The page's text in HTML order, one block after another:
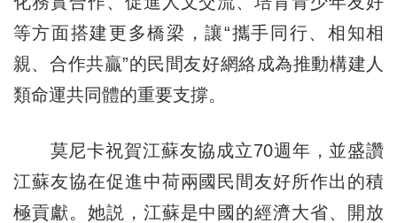
等方面搭建更多橋梁，讓“攜手同行、相知相
親、合作共贏”的民間友好網絡成為推動構建人
類命運共同體的重要支撐。
莫尼卡祝賀江蘇友協成立70週年，並盛讚
江蘇友協在促進中荷兩國民間友好所作出的積
極貢獻。她説，江蘇是中國的經濟大省、開放